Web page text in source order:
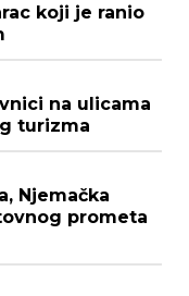
koji je ranio
na ulicama
turizma
Njemačka
prometa